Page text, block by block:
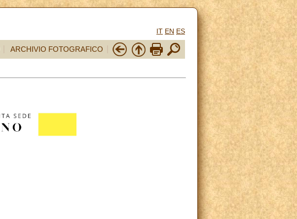
IT EN ES
ARCHIVIO FOTOGRAFICO